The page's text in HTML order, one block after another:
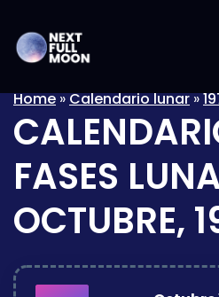
Home»Calendario lunar»
FASES
OCTUBRE,